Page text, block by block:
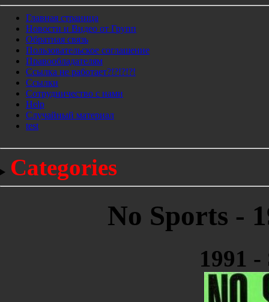
Главная страница
Новости и Видео от Групп
Обратная связь
Пользовательское соглашение
Правообладателям
Ссылка не работает?!?!?!?!
Ссылки
Сотрудничество с нами
Help
Cлучайный материал
test
Categories
No Sports -
1991 -